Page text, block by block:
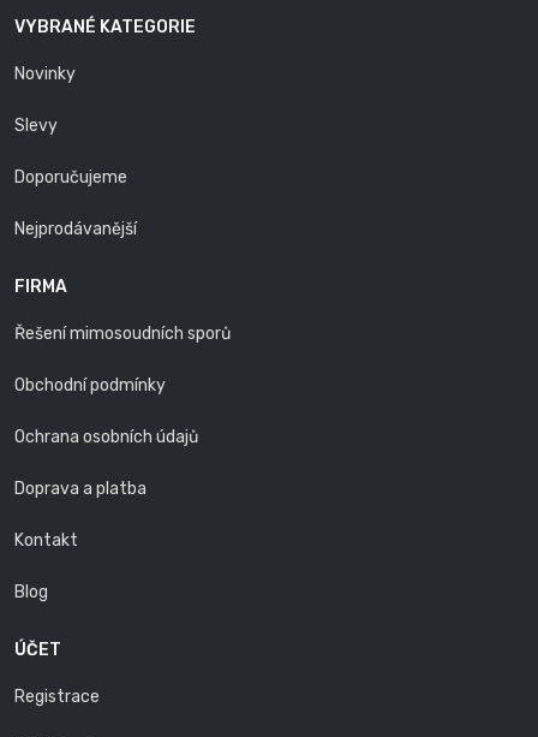
VYBRANÉ KATEGORIE
Novinky
Slevy
Doporučujeme
Nejprodávanější
FIRMA
Řešení mimosoudních sporů
Obchodní podmínky
Ochrana osobních údajů
Doprava a platba
Kontakt
Blog
ÚČET
Registrace